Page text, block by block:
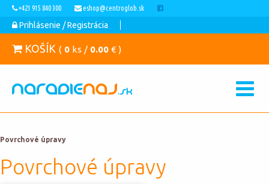
+421 915 840 300 eshop@centroglob.sk
Prihlásenie / Registrácia
KOŠÍK ( 0 ks / 0.00 € )
Povrchové úpravy
Povrchové úpravy